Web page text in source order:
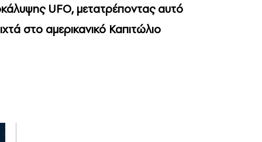
UFO, μετατρέποντας αυτό
στο αμερικανικό Καπιτώλιο